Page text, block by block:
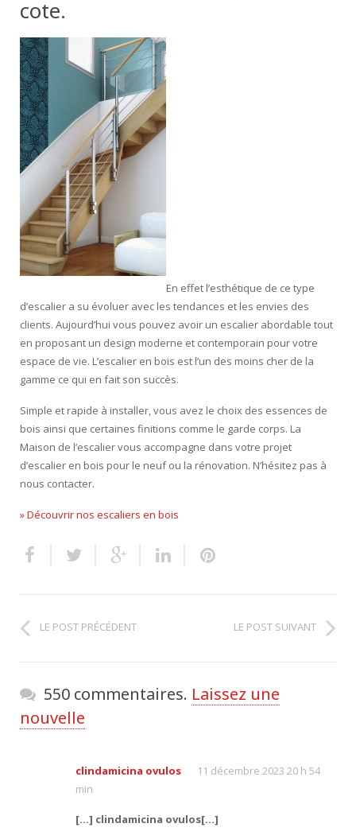
Escalier extérieur
Finitions pour escalier
cote.
En effet l’esthétique de ce type
d’escalier a su évoluer avec les tendances et les envies des
clients. Aujourd’hui vous pouvez avoir un escalier abordable tout
en proposant un design moderne et contemporain pour votre
espace de vie. L’escalier en bois est l’un des moins cher de la
gamme ce qui en fait son succès.
Simple et rapide à installer, vous avez le choix des essences de
bois ainsi que certaines finitions comme le garde corps. La
Maison de l’escalier vous accompagne dans votre projet
d’escalier en bois pour le neuf ou la rénovation. N’hésitez pas à
nous contacter.
» Découvrir nos escaliers en bois
LE POST PRÉCÉDENT LE POST SUIVANT
550 commentaires. Laissez une
nouvelle
clindamicina ovulos
11 décembre 2023 20 h 54
min
[…] clindamicina ovulos[…]